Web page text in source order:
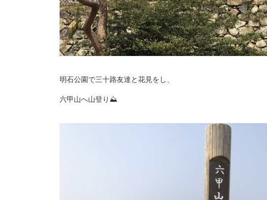
明石公園で三十路友達と花見をし、
六甲山へ山登り ⛰